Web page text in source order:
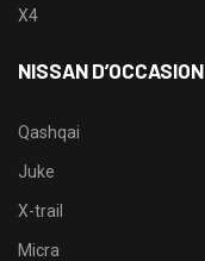
X4
NISSAN D’OCCASION
Qashqai
Juke
X-trail
Micra